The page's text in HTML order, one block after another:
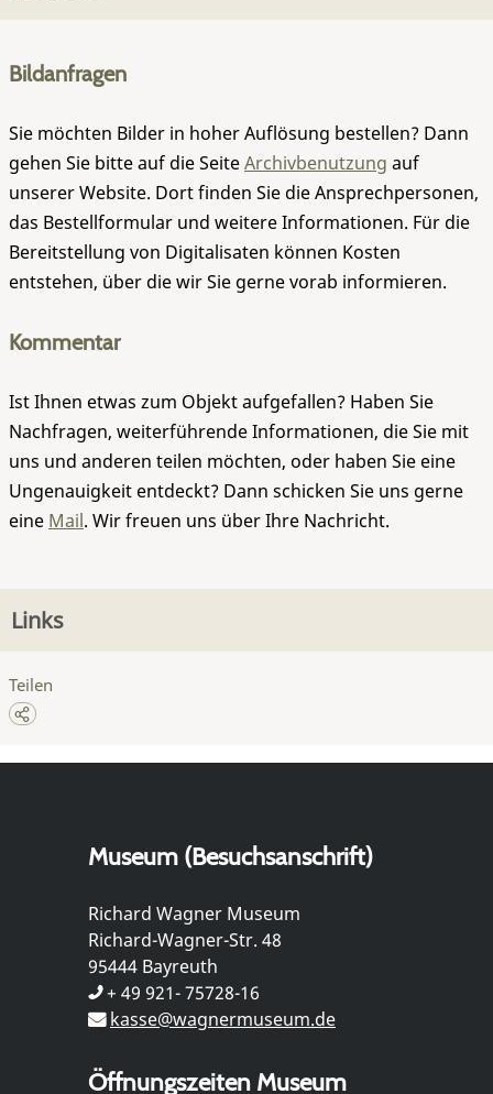
Bildanfragen
Sie möchten Bilder in hoher Auflösung bestellen? Dann
gehen Sie bitte auf die SeiteArchivbenutzung auf
unserer Website. Dort finden Sie die Ansprechpersonen,
das Bestellformular und weitere Informationen. Für die
Bereitstellung von Digitalisaten können Kosten
entstehen, über die wir Sie gerne vorab informieren.
Kommentar
Ist Ihnen etwas zum Objekt aufgefallen? Haben Sie
Nachfragen, weiterführende Informationen, die Sie mit
uns und anderen teilen möchten, oder haben Sie eine
Ungenauigkeit entdeckt? Dann schicken Sie uns gerne
eine Mail. Wir freuen uns über Ihre Nachricht.
Links
Teilen
Museum (Besuchsanschrift)
Richard Wagner Museum
Richard-Wagner-Str. 48
95444 Bayreuth
+ 49 921- 75728-16
kasse@wagnermuseum.de
Öffnungszeiten Museum